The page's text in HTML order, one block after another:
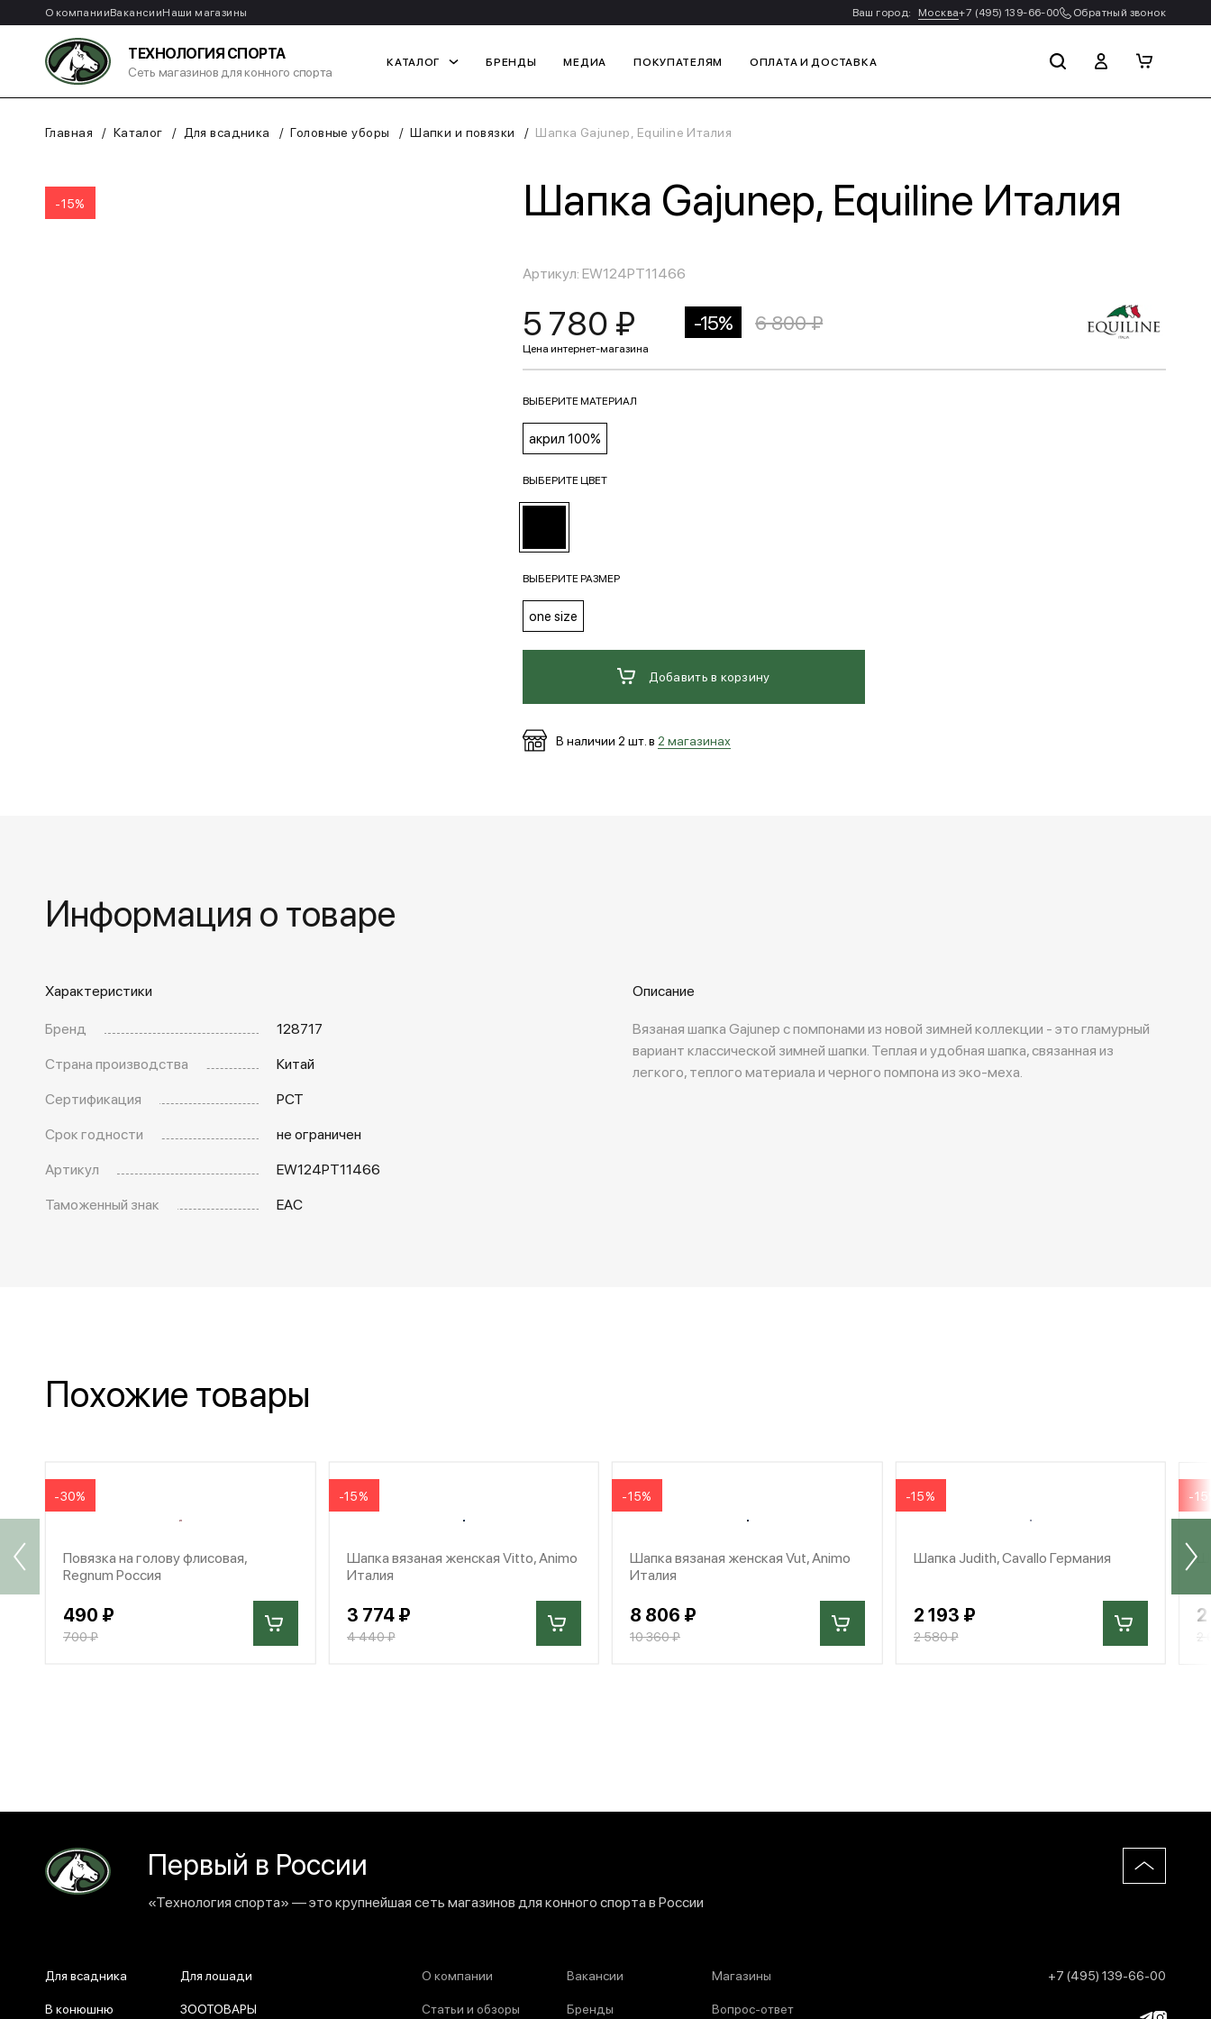
О компанииВакансииНаши магазины Ваш город: Москва+7 (495) 139-66-00 Обратный звонок
ТЕХНОЛОГИЯ СПОРТА
Сеть магазинов для конного спорта
КАТАЛОГ БРЕНДЫ МЕДИА ПОКУПАТЕЛЯМ ОПЛАТА И ДОСТАВКА
Главная Каталог Для всадника Головные уборы Шапки и повязки Шапка Gajunep, Equiline Италия
-15% Шапка Gajunep, Equiline Италия
Артикул: EW124PT11466
5 780 ₽ -15% 6 800 ₽
ВЫБЕРИТЕ МАТЕРИАЛ
акрил 100%
ВЫБЕРИТЕ ЦВЕТ
ВЫБЕРИТЕ РАЗМЕР
one size
Добавить в корзину
В наличии 2 шт. в 2 магазинах
Информация о товаре
Характеристики
Бренд
128717
Страна производства
Китай
Сертификация
РСТ
Срок годности
не ограничен
Артикул
EW124PT11466
Таможенный знак
EAC
Описание
Вязаная шапка Gajunep с помпонами из новой зимней коллекции - это гламурный
вариант классической зимней шапки. Теплая и удобная шапка, связанная из
легкого, теплого материала и черного помпона из эко-меха.
Похожие товары
-30%
Повязка на голову флисовая,
Regnum Россия
490 ₽
700 ₽
-15%
Шапка вязаная женская Vitto, Animo
Италия
3 774 ₽
4 440 ₽
-15%
Шапка вязаная женская Vut, Animo
Италия
8 806 ₽
10 360 ₽
-15%
Шапка Judith, Cavallo Германия
2 193 ₽
2 580 ₽
-
2
Первый в России
«Технология спорта» — это крупнейшая сеть магазинов для конного спорта в России
Для всадника Для лошади
В конюшню ЗООТОВАРЫ
О компании Вакансии Магазины
Статьи и обзоры Бренды Вопрос-ответ
+7 (495) 139-66-00